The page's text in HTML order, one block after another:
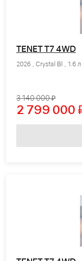
TENET T7 4WD
2026 , Crystal Bl , 1.6
3 140 000 ₽
2 799 000